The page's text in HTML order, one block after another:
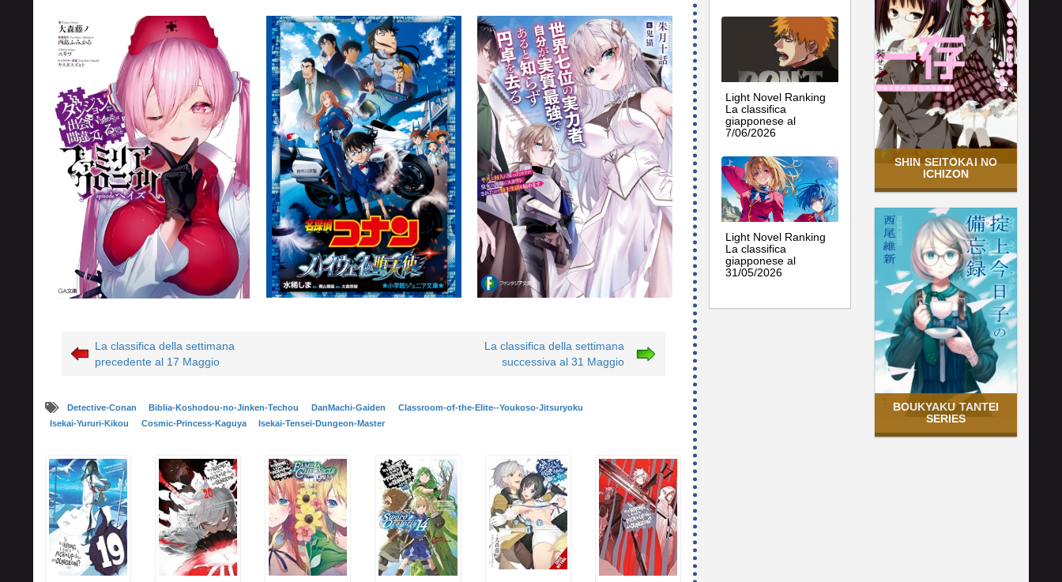
La classifica della settimana
precedente al 17 Maggio
La classifica della settimana
successiva al 31 Maggio
Detective-Conan Biblia-Koshodou-no-Jinken-Techou DanMachi-Gaiden
Classroom-of-the-Elite--Youkoso-Jitsuryoku
Isekai-Yururi-Kikou
Cosmic-Princess-Kaguya Isekai-Tensei-Dungeon-Master
Light Novel Ranking
La classifica
giapponese al
7/06/2026
Light Novel Ranking
La classifica
giapponese al
31/05/2026
SHIN SEITOKAI NO
ICHIZON
BOUKYAKU TANTEI
SERIES